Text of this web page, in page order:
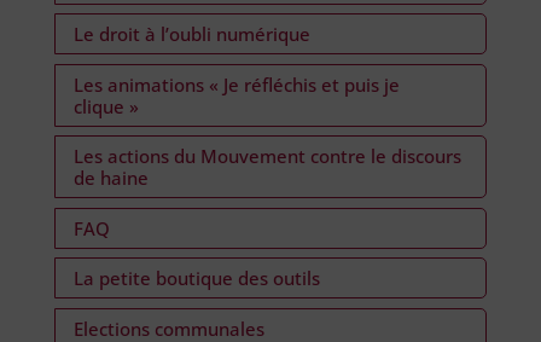
Le droit à l’oubli numérique
Les animations « Je réfléchis et puis je
clique »
Les actions du Mouvement contre le discours
de haine
FAQ
La petite boutique des outils
Elections communales